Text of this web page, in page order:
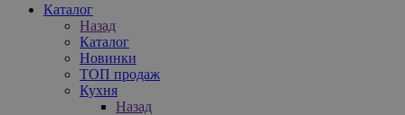
Каталог
Назад
Каталог
Новинки
ТОП продаж
Кухня
Назад